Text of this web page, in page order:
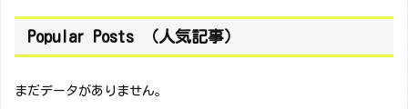
Popular Posts （人気記事）
まだデータがありません。